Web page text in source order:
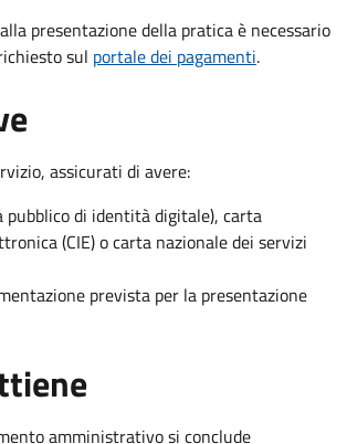
presentazione della pratica è necessario
sul portale dei pagamenti.
assicurati di avere:
pubblico di identità digitale), carta
(CIE) o carta nazionale dei servizi
prevista per la presentazione
amministrativo si conclude